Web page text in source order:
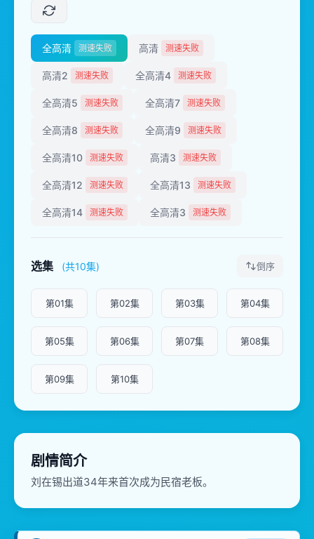
全高清 测速失败 高清 测速失败
高清2 测速失败 全高清4 测速失败
全高清5 测速失败 全高清7 测速失败
全高清8 测速失败 全高清9 测速失败
全高清10 测速失败 高清3 测速失败
全高清12 测速失败 全高清13 测速失败
全高清14 测速失败 全高清3 测速失败
选集 (共10集) 倒序
第01集 第02集 第03集 第04集
第05集 第06集 第07集 第08集
第09集 第10集
剧情简介
刘在锡出道34年来首次成为民宿老板。